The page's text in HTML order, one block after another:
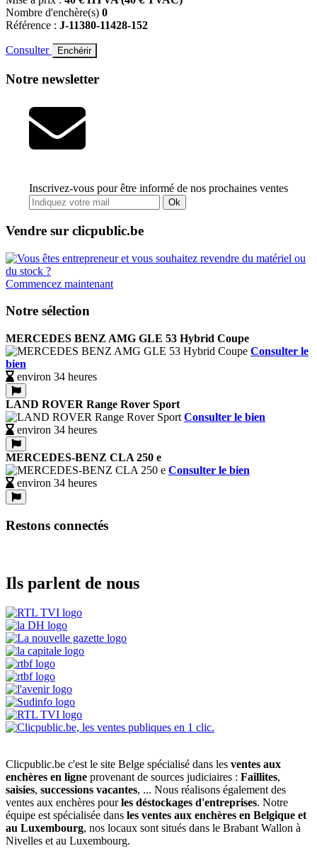
Nombre d'enchère(s) 0
Référence : J-11380-11428-152
Consulter Enchérir
Notre newsletter
Inscrivez-vous pour être informé de nos prochaines ventes
Ok
Vendre sur clicpublic.be
Commencez maintenant
Notre sélection
MERCEDES BENZ AMG GLE 53 Hybrid Coupe
Consulter le
bien
environ 34 heures
LAND ROVER Range Rover Sport
Consulter le bien
environ 34 heures
MERCEDES-BENZ CLA 250 e
Consulter le bien
environ 34 heures
Restons connectés
Ils parlent de nous
Clicpublic.be c'est le site Belge spécialisé dans les ventes aux
enchères en ligne provenant de sources judiciaires : Faillites,
saisies, successions vacantes, ... Nous réalisons également des
ventes aux enchères pourles déstockages d'entreprises. Notre
équipe est spécialisée dans les ventes aux enchères en Belgique et
au Luxembourg, nos locaux sont situés dans le Brabant Wallon à
Nivelles et au Luxembourg.